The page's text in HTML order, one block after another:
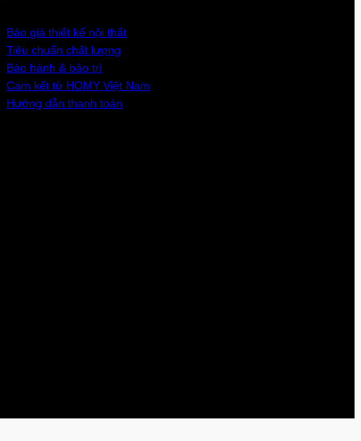
Báo giá thiết kế nội thất
Tiêu chuẩn chất lượng
Bảo hành & bảo trì
Cam kết từ HOMY Việt Nam
Hướng dẫn thanh toán